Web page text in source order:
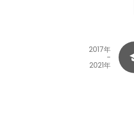
2017年
-
2021年